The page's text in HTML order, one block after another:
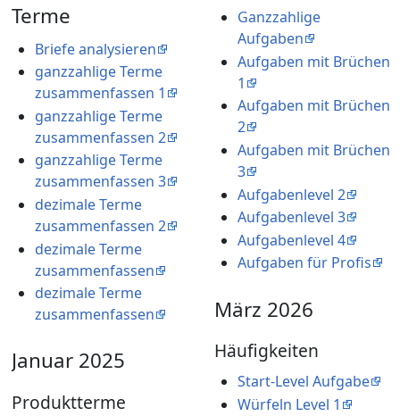
Terme
Briefe analysieren
ganzzahlige Terme
zusammenfassen 1
ganzzahlige Terme
zusammenfassen 2
ganzzahlige Terme
zusammenfassen 3
dezimale Terme
zusammenfassen 2
dezimale Terme
zusammenfassen
dezimale Terme
zusammenfassen
Januar 2025
Produktterme
Ganzzahlige
Aufgaben
Aufgaben mit Brüchen
1
Aufgaben mit Brüchen
2
Aufgaben mit Brüchen
3
Aufgabenlevel 2
Aufgabenlevel 3
Aufgabenlevel 4
Aufgaben für Profis
März 2026
Häufigkeiten
Start-Level Aufgabe
Würfeln Level 1